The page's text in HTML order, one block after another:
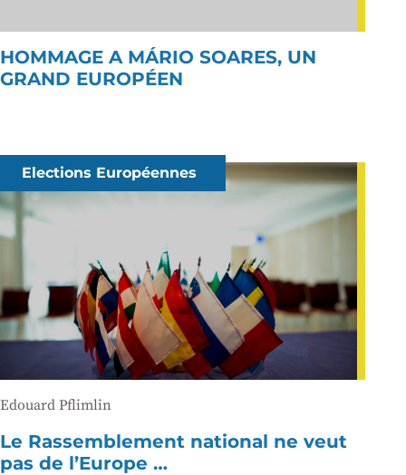
HOMMAGE A MÁRIO SOARES, UN
GRAND EUROPÉEN
Elections Européennes
Edouard Pflimlin
Le Rassemblement national ne veut
pas de l’Europe …